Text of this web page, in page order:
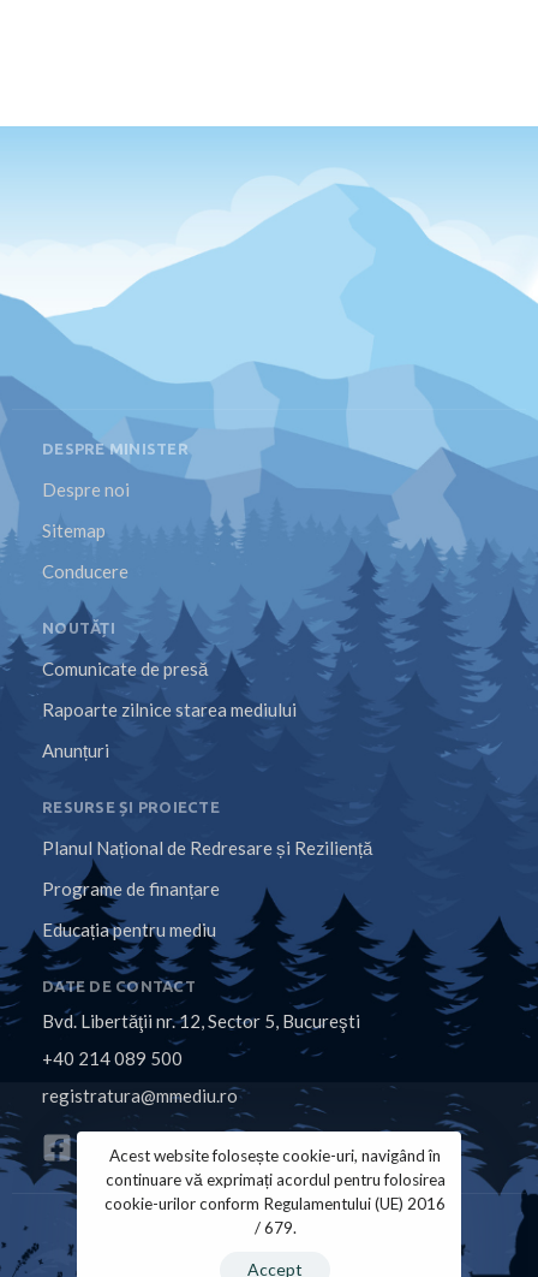
DESPRE MINISTER
Despre noi
Sitemap
Conducere
NOUTĂȚI
Comunicate de presă
Rapoarte zilnice starea mediului
Anunțuri
RESURSE ȘI PROIECTE
Planul Național de Redresare și Reziliență
Programe de finanțare
Educația pentru mediu
DATE DE CONTACT
Bvd. Libertăţii nr. 12, Sector 5, Bucureşti
+40 214 089 500
registratura@mmediu.ro
Acest website folosește cookie-uri, navigând în
continuare vă exprimați acordul pentru folosirea
cookie-urilor conform Regulamentului (UE) 2016
/ 679.
Accept